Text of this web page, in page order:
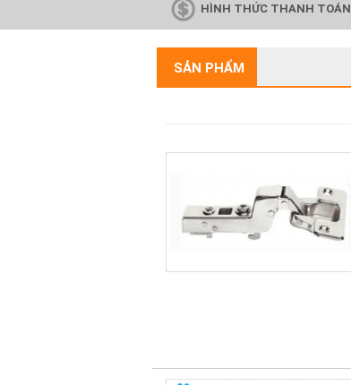
HÌNH THỨC THANH TOÁN
SẢN PHẨM